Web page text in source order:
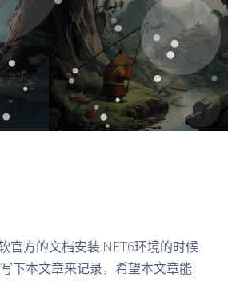
官方的文档安装.NET6环境的时候
下本文章来记录，希望本文章能